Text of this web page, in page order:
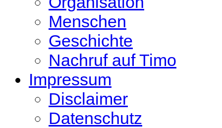
Menschen
Geschichte
Nachruf auf Timo
Impressum
Disclaimer
Datenschutz